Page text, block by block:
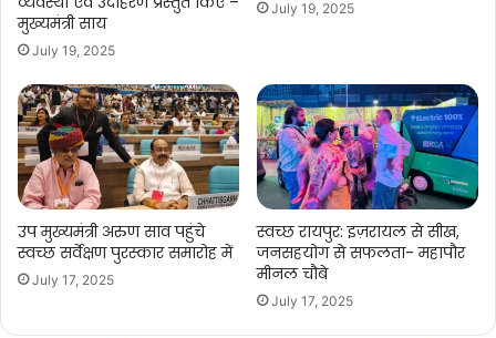
मुख्यमंत्री साय
July 19, 2025
July 19, 2025
उप मुख्यमंत्री अरुण साव पहुंचे
स्वच्छ सर्वेक्षण पुरस्कार समारोह में
July 17, 2025
स्वच्छ रायपुर: इज़रायल से सीख,
जनसहयोग से सफलता- महापौर
मीनल चौबे
July 17, 2025